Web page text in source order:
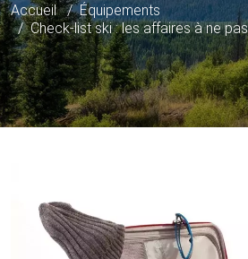
Accueil
Équipements
Check-list ski : les affaires à ne